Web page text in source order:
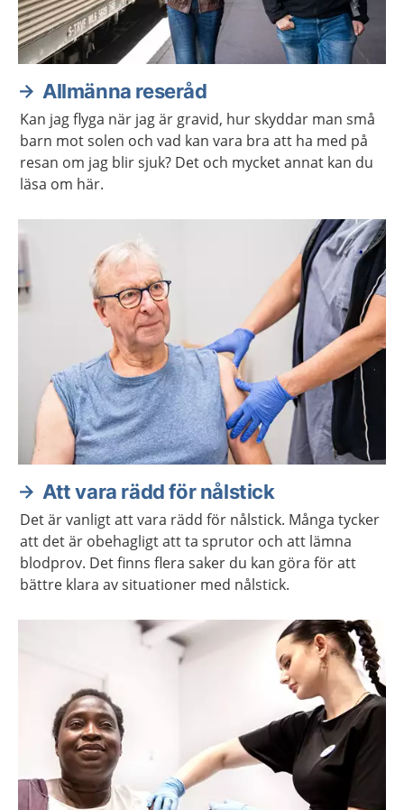
Allmänna reseråd
Kan jag flyga när jag är gravid, hur skyddar man små
barn mot solen och vad kan vara bra att ha med på
resan om jag blir sjuk? Det och mycket annat kan du
läsa om här.
Att vara rädd för nålstick
Det är vanligt att vara rädd för nålstick. Många tycker
att det är obehagligt att ta sprutor och att lämna
blodprov. Det finns flera saker du kan göra för att
bättre klara av situationer med nålstick.